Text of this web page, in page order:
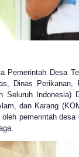
Pemerintah Desa
Dinas
Seluruh
dan Karang
pemerintah